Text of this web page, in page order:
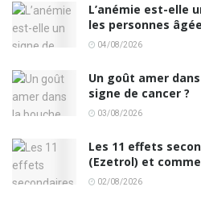
L’anémie est-elle
les personnes
04/08/2026
Un goût amer
signe de cancer ?
03/08/2026
Les 11 effets
(Ezetrol) et
02/08/2026